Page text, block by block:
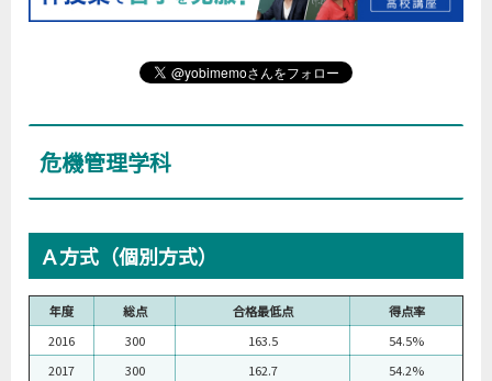
危機管理学科
Ａ方式（個別方式）
年度 総点 合格最低点
得点率
2016
300 163.5
54.5%
2017
300 162.7
54.2%